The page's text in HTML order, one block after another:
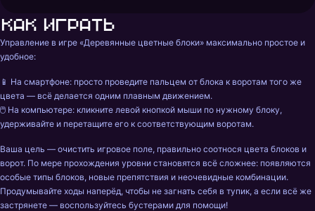
Как играть
Управление в игре «Деревянные цветные блоки» максимально простое и
удобное:
📱 На смартфоне: просто проведите пальцем от блока к воротам того же
цвета — всё делается одним плавным движением.
🖱️ На компьютере: кликните левой кнопкой мыши по нужному блоку,
удерживайте и перетащите его к соответствующим воротам.
Ваша цель — очистить игровое поле, правильно соотнося цвета блоков и
ворот. По мере прохождения уровни становятся всё сложнее: появляются
особые типы блоков, новые препятствия и неочевидные комбинации.
Продумывайте ходы наперёд, чтобы не загнать себя в тупик, а если всё же
застрянете — воспользуйтесь бустерами для помощи!